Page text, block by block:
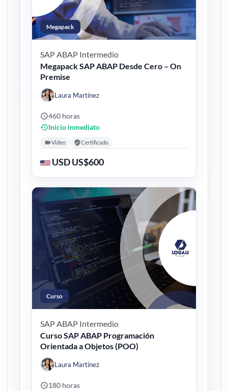
Megapack
SAP ABAP Intermedio
Megapack SAP ABAP Desde Cero – On
Premise
Laura Martínez
460 horas
Inicio inmediato
Video Certificado
USD US$600
Curso
SAP ABAP Intermedio
Curso SAP ABAP Programación
Orientada a Objetos (POO)
Laura Martínez
180 horas